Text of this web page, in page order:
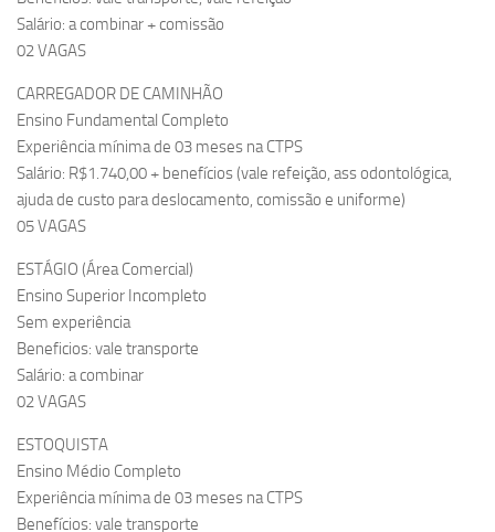
Salário: a combinar + comissão
02 VAGAS
CARREGADOR DE CAMINHÃO
Ensino Fundamental Completo
Experiência mínima de 03 meses na CTPS
Salário: R$1.740,00 + benefícios (vale refeição, ass odontológica,
ajuda de custo para deslocamento, comissão e uniforme)
05 VAGAS
ESTÁGIO (Área Comercial)
Ensino Superior Incompleto
Sem experiência
Beneficios: vale transporte
Salário: a combinar
02 VAGAS
ESTOQUISTA
Ensino Médio Completo
Experiência mínima de 03 meses na CTPS
Benefícios: vale transporte